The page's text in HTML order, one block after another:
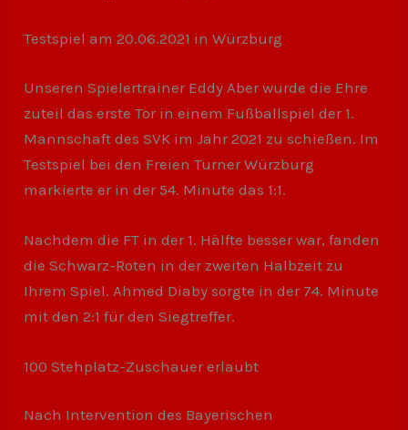
Testspiel am 20.06.2021 in Würzburg
Unseren Spielertrainer Eddy Aber wurde die Ehre
zuteil das erste Tor in einem Fußballspiel der 1.
Mannschaft des SVK im Jahr 2021 zu schießen. Im
Testspiel bei den Freien Turner Würzburg
markierte er in der 54. Minute das 1:1.
Nachdem die FT in der 1. Hälfte besser war, fanden
die Schwarz-Roten in der zweiten Halbzeit zu
Ihrem Spiel. Ahmed Diaby sorgte in der 74. Minute
mit den 2:1 für den Siegtreffer.
100 Stehplatz-Zuschauer erlaubt
Nach Intervention des Bayerischen